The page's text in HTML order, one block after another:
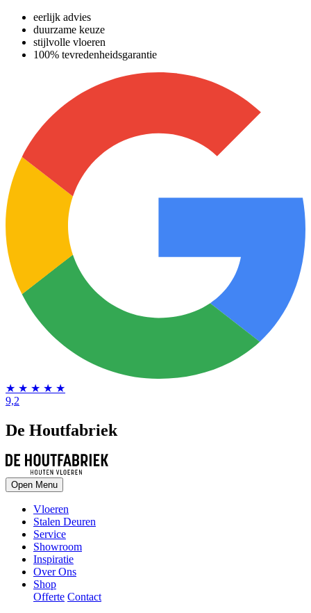
eerlijk advies
duurzame keuze
stijlvolle vloeren
100% tevredenheidsgarantie
★ ★ ★ ★ ★
9,2
De Houtfabriek
Open Menu
Vloeren
Stalen Deuren
Service
Showroom
Inspiratie
Over Ons
Shop
Offerte Contact